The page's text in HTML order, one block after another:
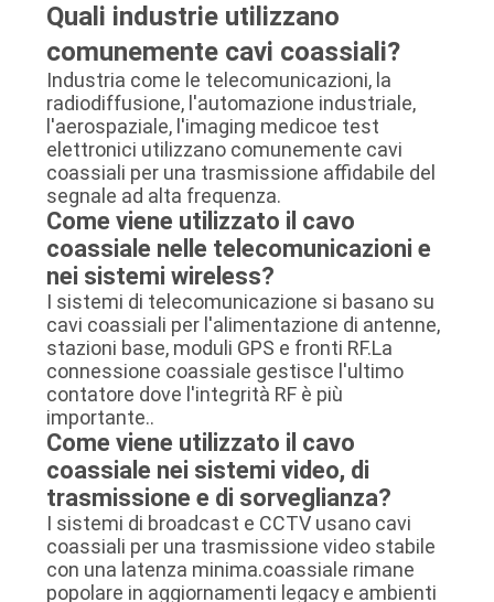
Quali industrie utilizzano
comunemente cavi coassiali?
Industria come le telecomunicazioni, la
radiodiffusione, l'automazione industriale,
l'aerospaziale, l'imaging medicoe test
elettronici utilizzano comunemente cavi
coassiali per una trasmissione affidabile del
segnale ad alta frequenza.
Come viene utilizzato il cavo
coassiale nelle telecomunicazioni e
nei sistemi wireless?
I sistemi di telecomunicazione si basano su
cavi coassiali per l'alimentazione di antenne,
stazioni base, moduli GPS e fronti RF.La
connessione coassiale gestisce l'ultimo
contatore dove l'integrità RF è più
importante..
Come viene utilizzato il cavo
coassiale nei sistemi video, di
trasmissione e di sorveglianza?
I sistemi di broadcast e CCTV usano cavi
coassiali per una trasmissione video stabile
con una latenza minima.coassiale rimane
popolare in aggiornamenti legacy e ambienti